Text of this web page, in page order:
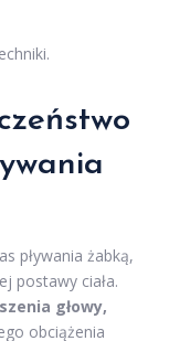
pływania żabką,
postawy ciała.
głowy,
obciążenia